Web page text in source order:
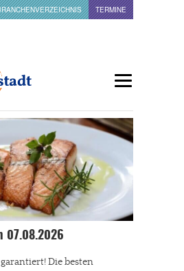
TERMINE
07.08.2026
Die besten